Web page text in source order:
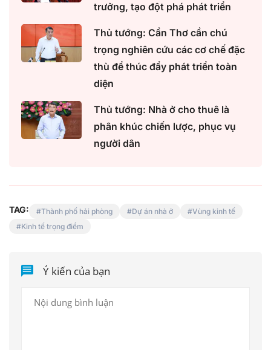
trưởng, tạo đột phá phát triển
Thủ tướng: Cần Thơ cần chú
trọng nghiên cứu các cơ chế đặc
thù để thúc đẩy phát triển toàn
diện
Thủ tướng: Nhà ở cho thuê là
phân khúc chiến lược, phục vụ
người dân
TAG: Thành phố hải phòng Dự án nhà ở
Vùng kinh tế
Kinh tế trọng điểm
Ý kiến của bạn